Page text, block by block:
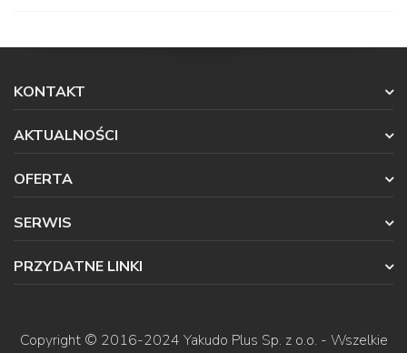
KONTAKT
AKTUALNOŚCI
OFERTA
SERWIS
PRZYDATNE LINKI
Copyright © 2016-2024 Yakudo Plus Sp. z o.o. - Wszelkie